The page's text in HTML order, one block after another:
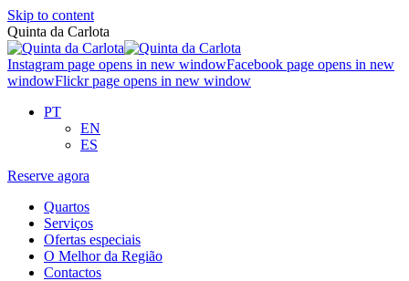
Skip to content
Quinta da Carlota
Instagram page opens in new windowFacebook page opens in new
windowFlickr page opens in new window
PT
EN
ES
Reserve agora
Quartos
Serviços
Ofertas especiais
O Melhor da Região
Contactos